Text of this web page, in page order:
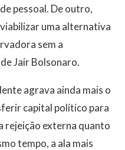
pessoal. De outro,
uma alternativa
sem a
Jair Bolsonaro.
agrava ainda mais o
capital político para
rejeição externa quanto
tempo, a ala mais